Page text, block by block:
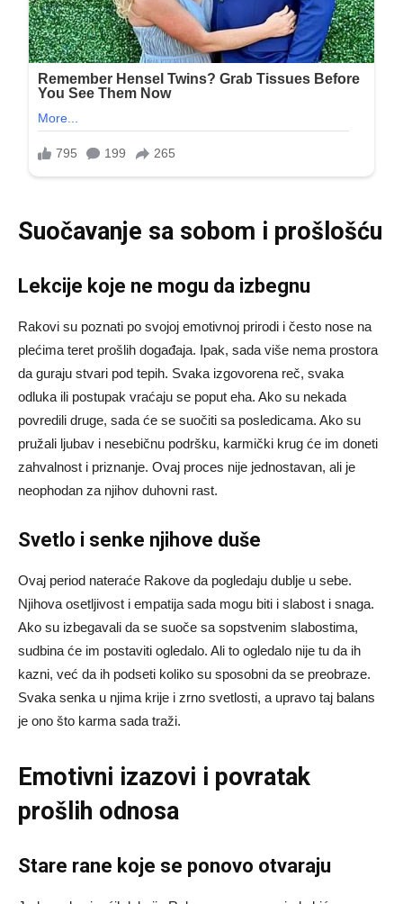
Suočavanje sa sobom i prošlošću
Lekcije koje ne mogu da izbegnu
Rakovi su poznati po svojoj emotivnoj prirodi i često nose na
plećima teret prošlih događaja. Ipak, sada više nema prostora
da guraju stvari pod tepih. Svaka izgovorena reč, svaka
odluka ili postupak vraćaju se poput eha. Ako su nekada
povredili druge, sada će se suočiti sa posledicama. Ako su
pružali ljubav i nesebičnu podršku, karmički krug će im doneti
zahvalnost i priznanje. Ovaj proces nije jednostavan, ali je
neophodan za njihov duhovni rast.
Svetlo i senke njihove duše
Ovaj period nateraće Rakove da pogledaju dublje u sebe.
Njihova osetljivost i empatija sada mogu biti i slabost i snaga.
Ako su izbegavali da se suoče sa sopstvenim slabostima,
sudbina će im postaviti ogledalo. Ali to ogledalo nije tu da ih
kazni, već da ih podseti koliko su sposobni da se preobraze.
Svaka senka u njima krije i zrno svetlosti, a upravo taj balans
je ono što karma sada traži.
Emotivni izazovi i povratak
prošlih odnosa
Stare rane koje se ponovo otvaraju